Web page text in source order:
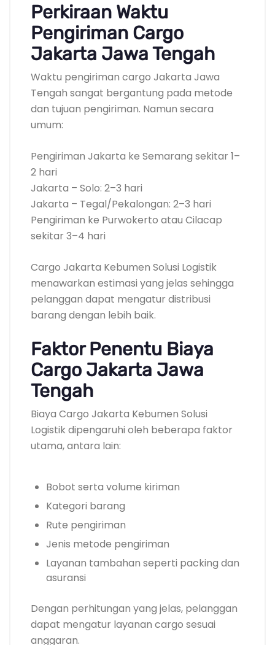
Perkiraan Waktu
Pengiriman Cargo
Jakarta Jawa Tengah
Waktu pengiriman cargo Jakarta Jawa
Tengah sangat bergantung pada metode
dan tujuan pengiriman. Namun secara
umum:
Pengiriman Jakarta ke Semarang sekitar 1–
2 hari
Jakarta – Solo: 2–3 hari
Jakarta – Tegal/Pekalongan: 2–3 hari
Pengiriman ke Purwokerto atau Cilacap
sekitar 3–4 hari
Cargo Jakarta Kebumen Solusi Logistik
menawarkan estimasi yang jelas sehingga
pelanggan dapat mengatur distribusi
barang dengan lebih baik.
Faktor Penentu Biaya
Cargo Jakarta Jawa
Tengah
Biaya Cargo Jakarta Kebumen Solusi
Logistik dipengaruhi oleh beberapa faktor
utama, antara lain:
Bobot serta volume kiriman
Kategori barang
Rute pengiriman
Jenis metode pengiriman
Layanan tambahan seperti packing dan
asuransi
Dengan perhitungan yang jelas, pelanggan
dapat mengatur layanan cargo sesuai
anggaran.